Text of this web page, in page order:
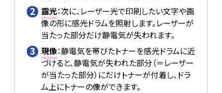
露光：次に、レーザー光で印刷したい文字や画
像の形に感光ドラムを照射します。レーザーが
当たった部分だけ静電気が失われます。
現像：静電気を帯びたトナーを感光ドラムに近
づけると、静電気が失われた部分（＝レーザー
が当たった部分）にだけトナーが付着し、ドラ
ム上にトナーの像ができます。